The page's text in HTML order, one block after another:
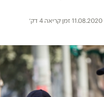
·
11.08.2020
·זמן קריאה 4 דק׳